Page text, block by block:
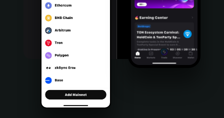
Português (Portugal)
Bahasa Indonesia
Português (Brasil)
Español (Argentina)